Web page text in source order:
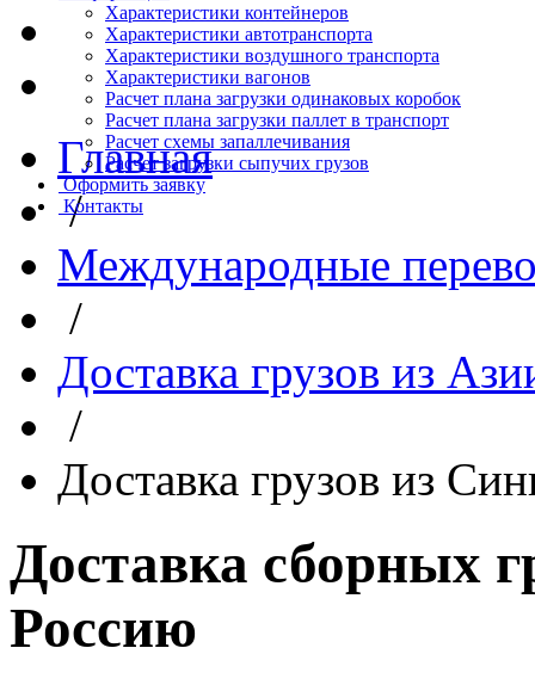
Характеристики контейнеров
Характеристики автотранспорта
Характеристики воздушного транспорта
Характеристики вагонов
Расчет плана загрузки одинаковых коробок
Расчет плана загрузки паллет в транспорт
Расчет схемы запаллечивания
Расчет загрузки сыпучих грузов
Оформить заявку
Контакты
Главная
/
Международные
/
Доставка грузов из
/
Доставка грузов из
Доставка сборных
Россию